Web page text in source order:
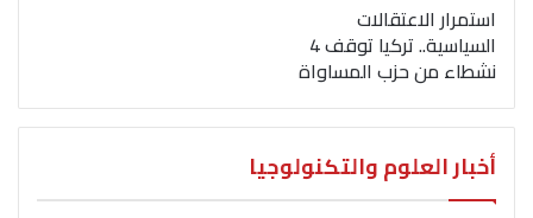
استمرار الاعتقالات
السياسية.. تركيا توقف 4
نشطاء من حزب المساواة
أخبار العلوم والتكنولوجيا